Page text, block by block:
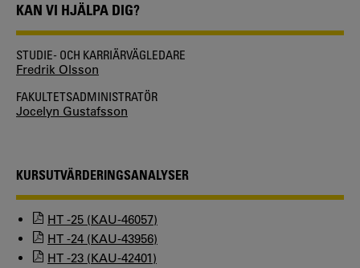
KAN VI HJÄLPA DIG?
STUDIE- OCH KARRIÄRVÄGLEDARE
Fredrik Olsson
FAKULTETSADMINISTRATÖR
Jocelyn Gustafsson
KURSUTVÄRDERINGSANALYSER
HT -25 (KAU-46057)
HT -24 (KAU-43956)
HT -23 (KAU-42401)